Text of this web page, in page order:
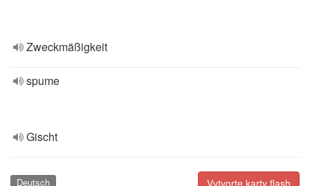
Zweckmäßigkeit
spume
Gischt
Vytvorte karty flash
Deutsch